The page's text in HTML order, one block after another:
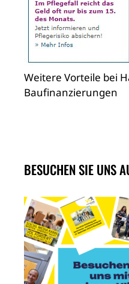
Weitere Vorteile bei
Baufinanzierungen
BESUCHEN SIE UNS